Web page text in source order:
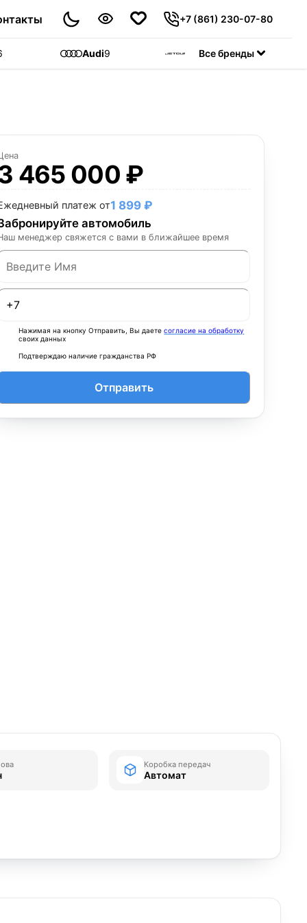
+7 (861) 230-07-80
Audi9 Jetour55
Все бренды
465 000 ₽
платеж от1 899 ₽
автомобиль
менеджер свяжется с вами в ближайшее время
Нажимая на кнопку Отправить, Вы даетесогласие на обработку
своих данных
Подтверждаю наличие гражданства РФ
Отправить
Коробка передач
Автомат